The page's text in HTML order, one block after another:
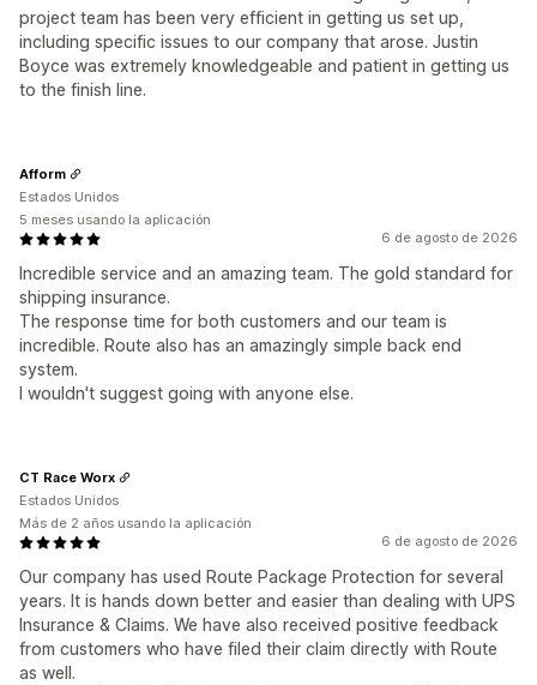
project team has been very efficient in getting us set up,
including specific issues to our company that arose. Justin
Boyce was extremely knowledgeable and patient in getting us
to the finish line.
6 de agosto de 2026
Incredible service and an amazing team. The gold standard for
shipping insurance.
The response time for both customers and our team is
incredible. Route also has an amazingly simple back end
system.
I wouldn't suggest going with anyone else.
Afform
Estados Unidos
5 meses usando la aplicación
6 de agosto de 2026
Our company has used Route Package Protection for several
years. It is hands down better and easier than dealing with UPS
Insurance & Claims. We have also received positive feedback
from customers who have filed their claim directly with Route
as well.
CT Race Worx
Estados Unidos
Más de 2 años usando la aplicación